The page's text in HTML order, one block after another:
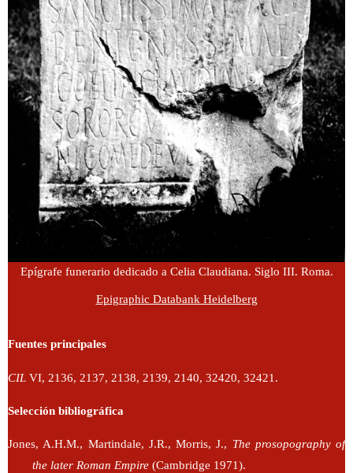
Epígrafe funerario dedicado a Celia Claudiana. Siglo III. Roma.
Epigraphic Databank Heidelberg
Fuentes principales
CIL VI, 2136, 2137, 2138, 2139, 2140, 32420, 32421.
Selección bibliográfica
Jones, A.H.M., Martindale, J.R., Morris, J., The prosopography of
the later Roman Empire(Cambridge 1971).